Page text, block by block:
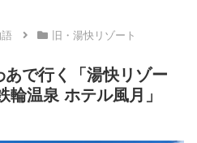
旧・湯快リゾート
で行く「湯快リゾー
輪温泉 ホテル風月」